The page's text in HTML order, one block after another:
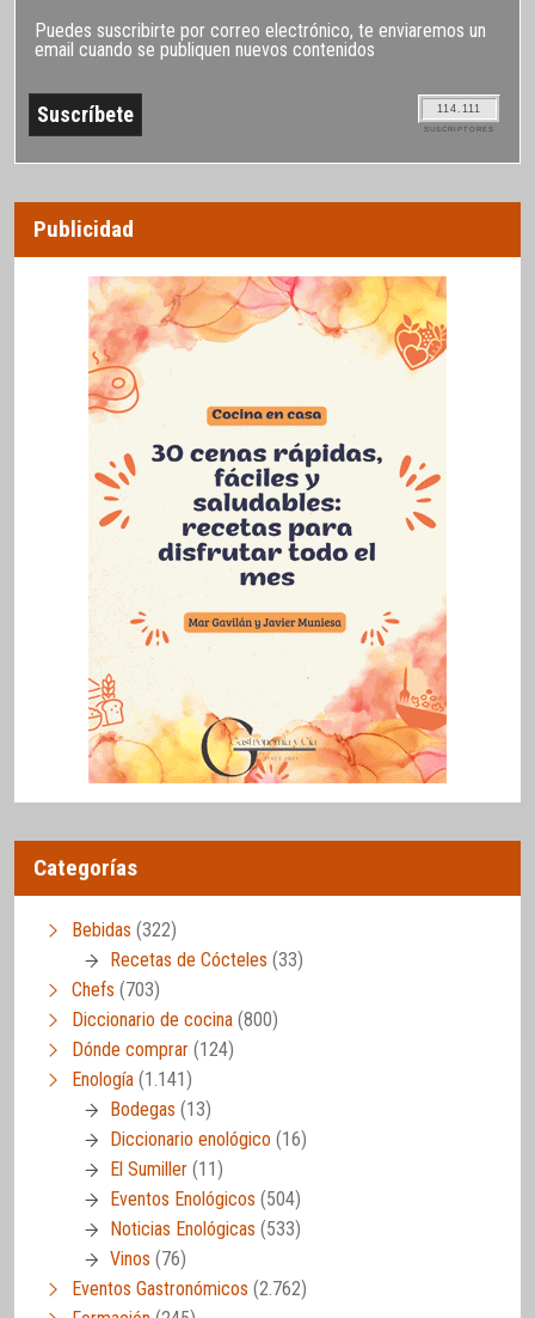
Puedes suscribirte por correo electrónico, te enviaremos un
email cuando se publiquen nuevos contenidos
114.111
SUSCRIPTORES
Publicidad
Categorías
Bebidas (322)
Recetas de Cócteles (33)
Chefs (703)
Diccionario de cocina (800)
Dónde comprar (124)
Enología (1.141)
Bodegas (13)
Diccionario enológico (16)
El Sumiller (11)
Eventos Enológicos (504)
Noticias Enológicas (533)
Vinos (76)
Eventos Gastronómicos (2.762)